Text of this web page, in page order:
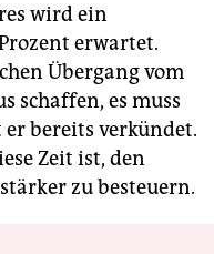
wird ein
erwartet.
Übergang vom
schaffen, es muss
er bereits verkündet.
Zeit ist, den
zu besteuern.